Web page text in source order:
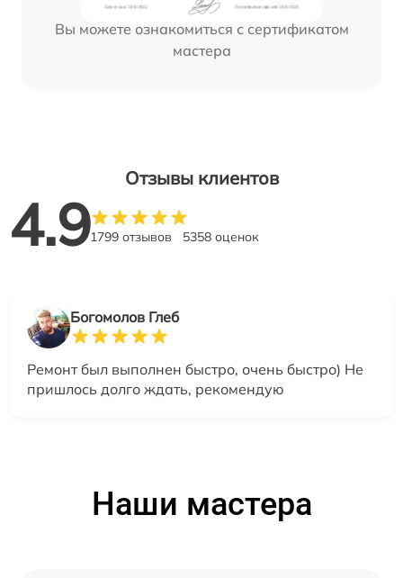
Вы можете ознакомиться с сертификатом
мастера
Отзывы клиентов
4.91799 отзывов 5358 оценок
Богомолов Глеб
Ремонт был выполнен быстро, очень быстро) Не
пришлось долго ждать, рекомендую
Наши мастера